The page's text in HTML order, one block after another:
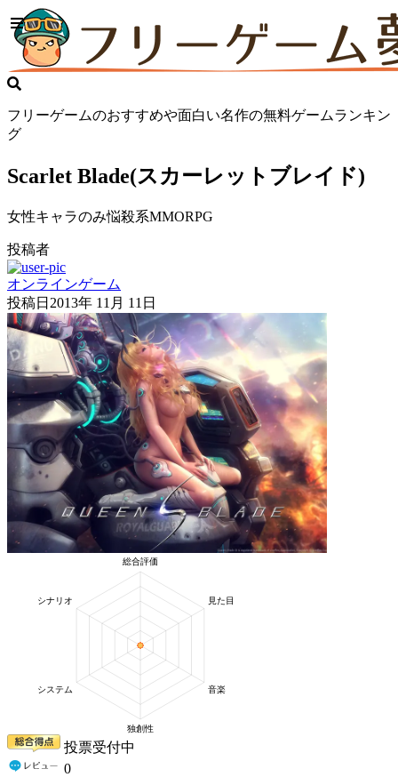
フリーゲームのおすすめや面白い名作の無料ゲームランキン
グ
Scarlet Blade(スカーレットブレイド)
女性キャラのみ悩殺系MMORPG
投稿者
オンラインゲーム
投稿日 2013年 11月 11日
投票受付中
0